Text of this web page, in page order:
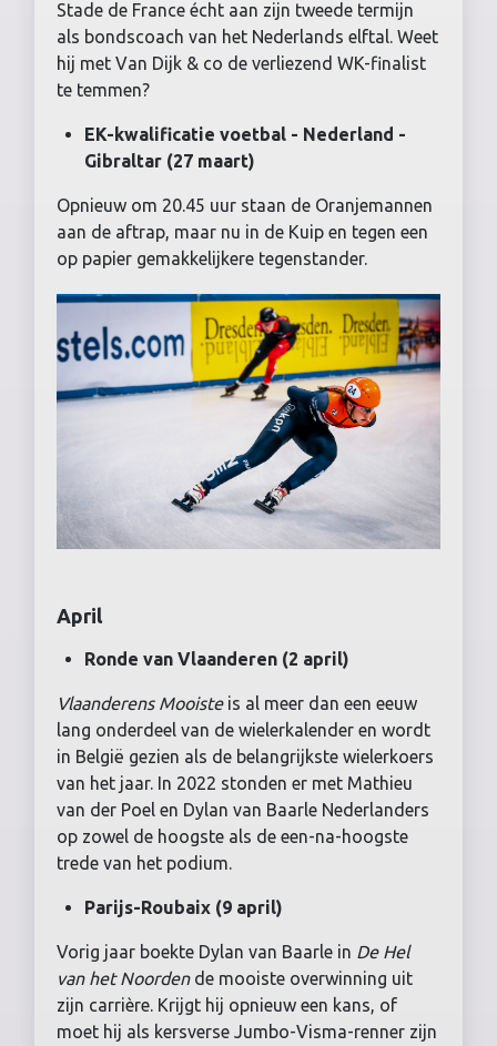
Stade de France écht aan zijn tweede termijn
als bondscoach van het Nederlands elftal. Weet
hij met Van Dijk & co de verliezend WK-finalist
te temmen?
EK-kwalificatie voetbal - Nederland -
Gibraltar (27 maart)
Opnieuw om 20.45 uur staan de Oranjemannen
aan de aftrap, maar nu in de Kuip en tegen een
op papier gemakkelijkere tegenstander.
April
Ronde van Vlaanderen (2 april)
Vlaanderens Mooisteis al meer dan een eeuw
lang onderdeel van de wielerkalender en wordt
in België gezien als de belangrijkste wielerkoers
van het jaar. In 2022 stonden er met Mathieu
van der Poel en Dylan van Baarle Nederlanders
op zowel de hoogste als de een-na-hoogste
trede van het podium.
Parijs-Roubaix (9 april)
Vorig jaar boekte Dylan van Baarle in De Hel
van het Noorden de mooiste overwinning uit
zijn carrière. Krijgt hij opnieuw een kans, of
moet hij als kersverse Jumbo-Visma-renner zijn